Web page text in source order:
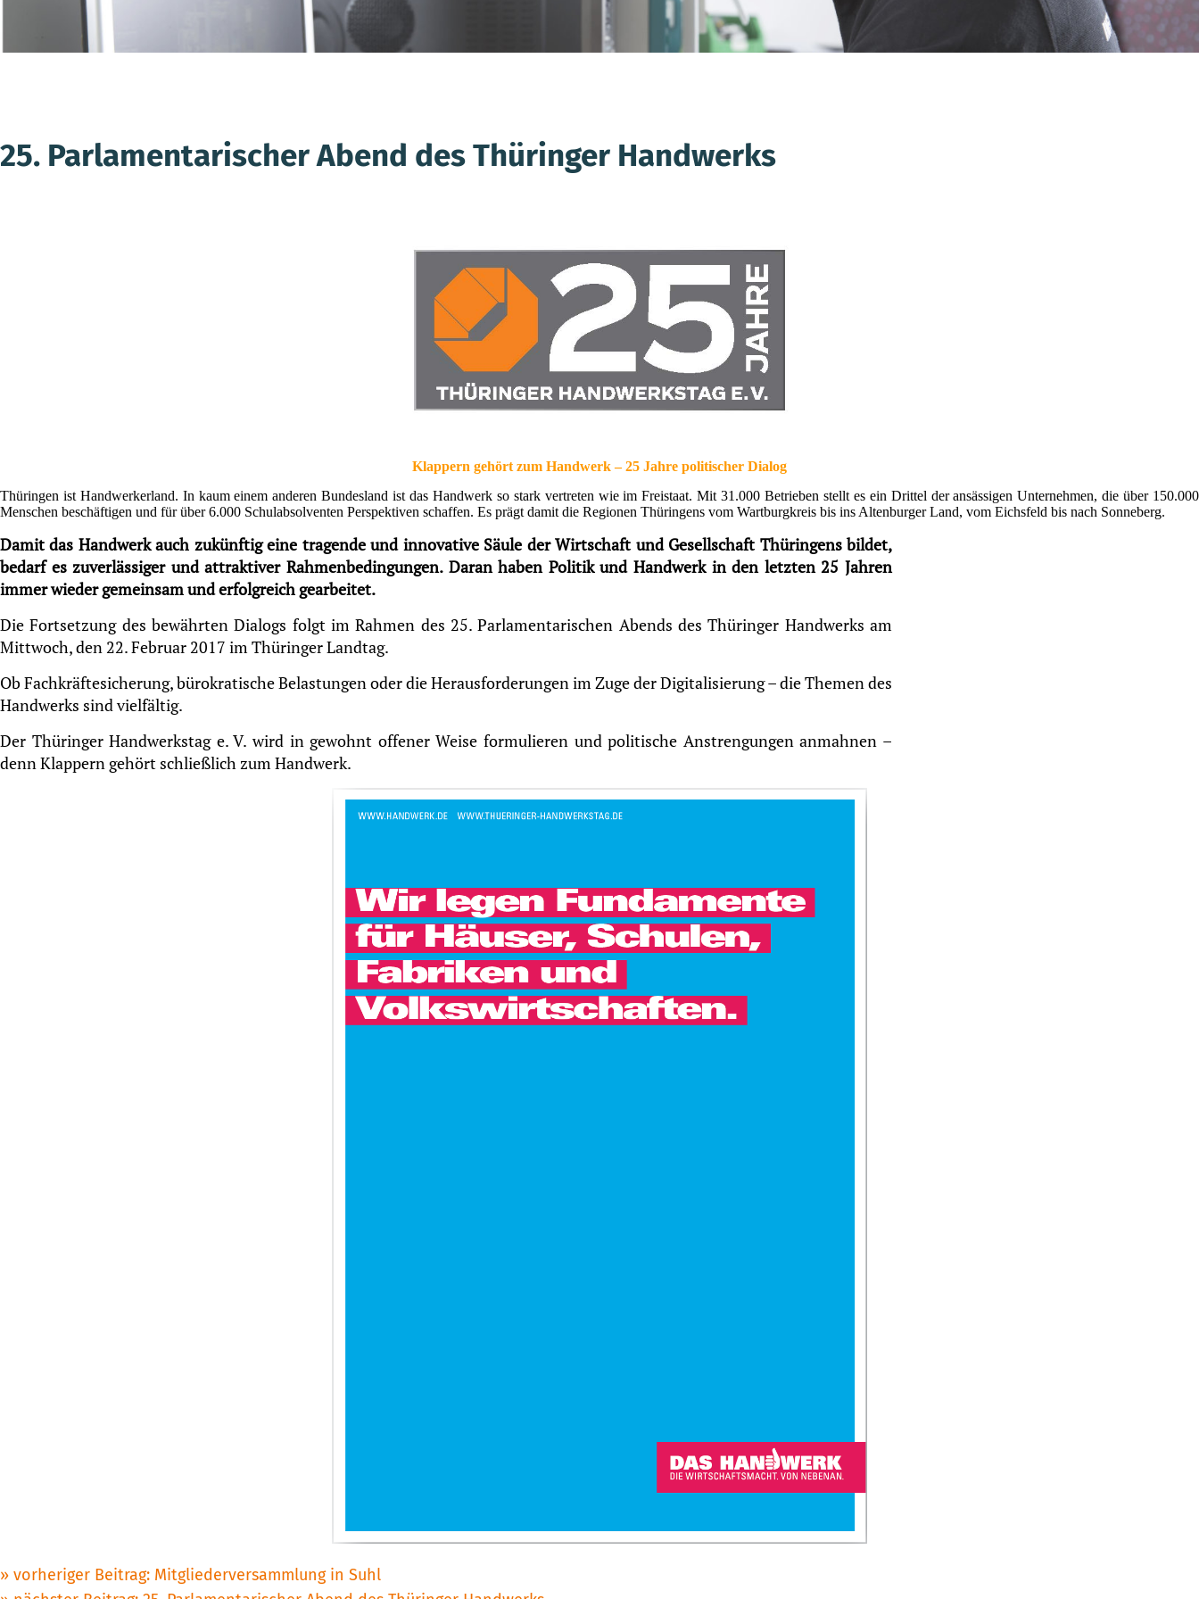
25. Parlamentarischer Abend des Thüringer Handwerks
Klappern gehört zum Handwerk – 25 Jahre politischer Dialog
Thüringen ist Handwerkerland. In kaum einem anderen Bundesland ist das Handwerk so stark vertreten wie im Freistaat. Mit 31.000 Betrieben stellt es ein Drittel der ansässigen Unternehmen, die über 150.000
Menschen beschäftigen und für über 6.000 Schulabsolventen Perspektiven schaffen. Es prägt damit die Regionen Thüringens vom Wartburgkreis bis ins Altenburger Land, vom Eichsfeld bis nach Sonneberg.
Damit das Handwerk auch zukünftig eine tragende und innovative Säule der Wirtschaft und Gesellschaft Thüringens bildet,
bedarf es zuverlässiger und attraktiver Rahmenbedingungen. Daran haben Politik und Handwerk in den letzten 25 Jahren
immer wieder gemeinsam und erfolgreich gearbeitet.
Die Fortsetzung des bewährten Dialogs folgt im Rahmen des 25. Parlamentarischen Abends des Thüringer Handwerks am
Mittwoch, den 22. Februar 2017 im Thüringer Landtag.
Ob Fachkräftesicherung, bürokratische Belastungen oder die Herausforderungen im Zuge der Digitalisierung – die Themen des
Handwerks sind vielfältig.
Der Thüringer Handwerkstag e. V. wird in gewohnt offener Weise formulieren und politische Anstrengungen anmahnen –
denn Klappern gehört schließlich zum Handwerk.
Beitragsnavigation
vorheriger Beitrag: Mitgliederversammlung in Suhl